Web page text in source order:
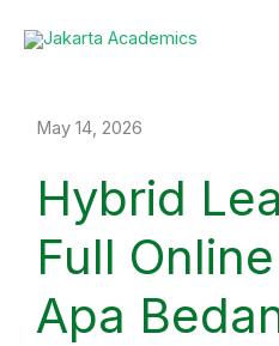
May 14, 2026
Hybrid
Full
Apa